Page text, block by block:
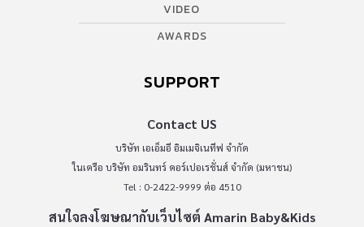
VIDEO
AWARDS
SUPPORT
Contact US
บริษัท เอเอ็มอี อิมเมจิเนทีฟ จำกัด
ในเครือ บริษัท อมรินทร์ คอร์เปอเรชั่นส์ จำกัด (มหาชน)
Tel : 0-2422-9999 ต่อ 4510
สนใจลงโฆษณากับเว็บไซต์ Amarin Baby&Kids